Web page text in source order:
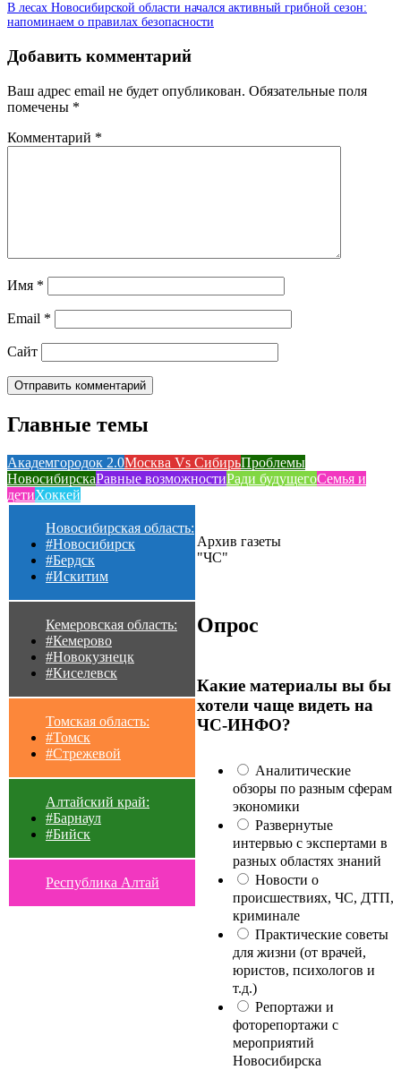
В лесах Новосибирской области начался активный грибной сезон:
напоминаем о правилах безопасности
Добавить комментарий
Ваш адрес email не будет опубликован. Обязательные поля
помечены *
Комментарий *
Имя *
Email *
Сайт
Главные темы
Академгородок 2.0Москва Vs СибирьПроблемы
НовосибирскаРавные возможностиРади будущегоСемья и
детиХоккей
Новосибирская область:
#Новосибирск
#Бердск
#Искитим
Кемеровская область:
#Кемерово
#Новокузнецк
#Киселевск
Томская область:
#Томск
#Стрежевой
Алтайский край:
#Барнаул
#Бийск
Республика Алтай
Архив газеты
"ЧС"
Опрос
Какие материалы вы бы
хотели чаще видеть на
ЧС-ИНФО?
Аналитические
обзоры по разным сферам
экономики
Развернутые
интервью с экспертами в
разных областях знаний
Новости о
происшествиях, ЧС, ДТП,
криминале
Практические советы
для жизни (от врачей,
юристов, психологов и
т.д.)
Репортажи и
фоторепортажи с
мероприятий
Новосибирска